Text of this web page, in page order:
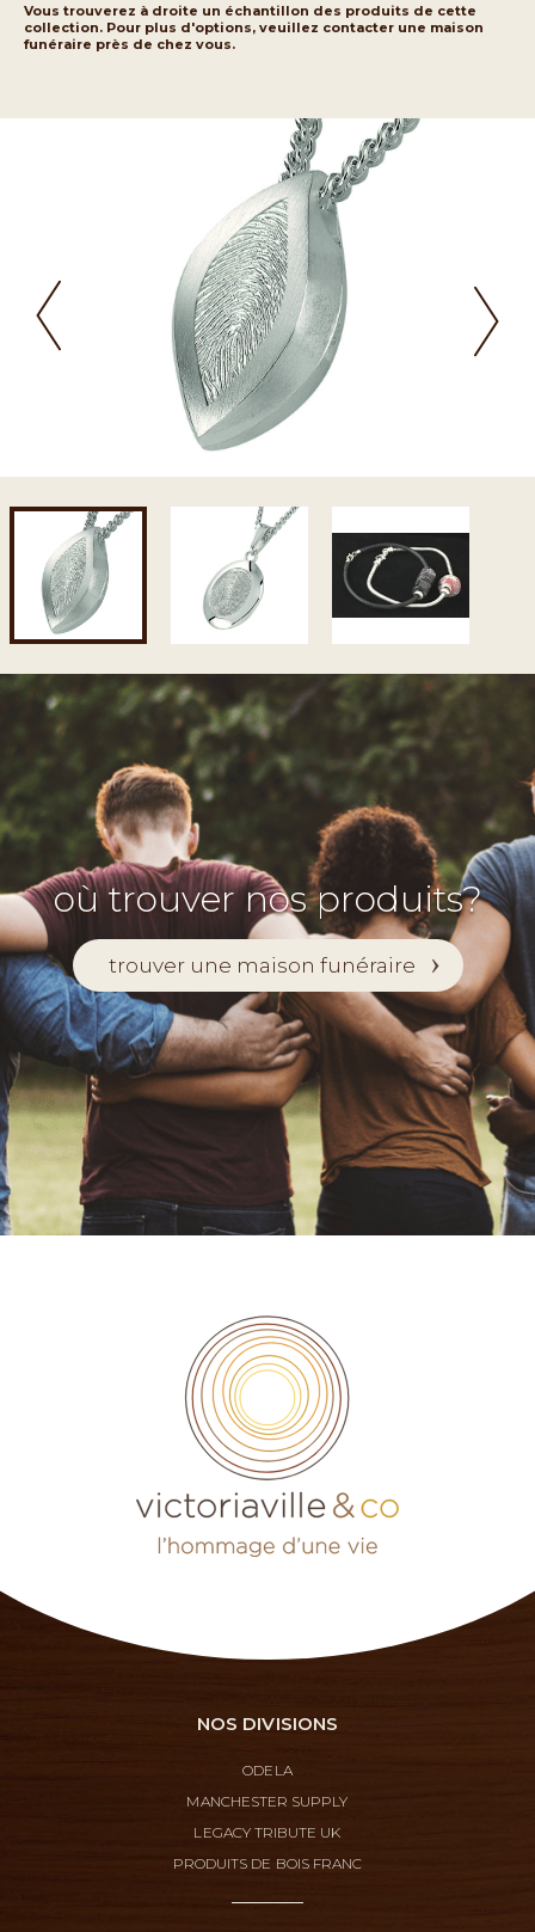
Vous trouverez à droite un échantillon des produits de cette
collection. Pour plus d'options, veuillez contacter une maison
funéraire près de chez vous.
où trouver nos produits?
trouver une maison funéraire
NOS DIVISIONS
ODELA
MANCHESTER SUPPLY
LEGACY TRIBUTE UK
PRODUITS DE BOIS FRANC